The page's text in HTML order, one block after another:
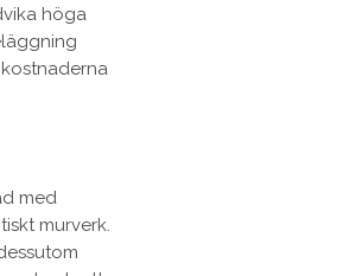
höga
med
murverk.